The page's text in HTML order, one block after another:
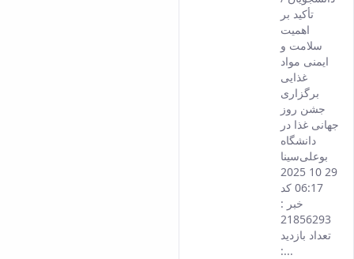
تأکید بر
اهمیت
سلامت و
ایمنی مواد
غذایی
برگزاری
جشن روز
جهانی غذا در
دانشگاه
بوعلی‌سینا
29 10 2025
06:17 کد
خبر :
21856293
تعداد بازدید
:...